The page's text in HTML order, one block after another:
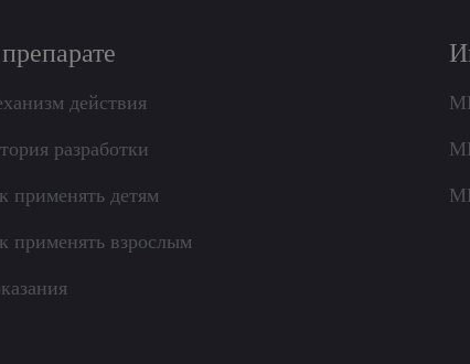
действия
разработки
применять детям
применять взрослым